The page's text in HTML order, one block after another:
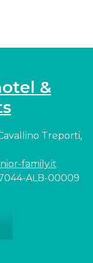
&
Treporti,
family.it
ALB-00009